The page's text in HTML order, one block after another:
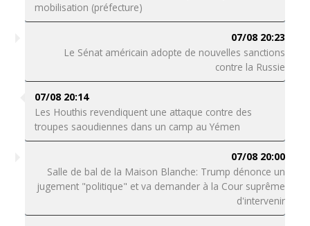
mobilisation (préfecture)
07/08 20:23
Le Sénat américain adopte de nouvelles sanctions
contre la Russie
07/08 20:14
Les Houthis revendiquent une attaque contre des
troupes saoudiennes dans un camp au Yémen
07/08 20:00
Salle de bal de la Maison Blanche: Trump dénonce un
jugement "politique" et va demander à la Cour suprême
d'intervenir